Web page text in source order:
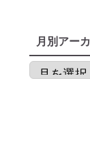
不安
不安
月別アー